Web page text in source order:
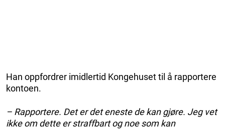
Han oppfordrer imidlertid Kongehuset til å rapportere
kontoen.
– Rapportere. Det er det eneste de kan gjøre. Jeg vet
ikke om dette er straffbart og noe som kan